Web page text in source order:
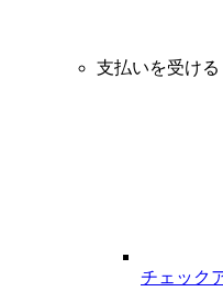
支払いを受ける
チェック